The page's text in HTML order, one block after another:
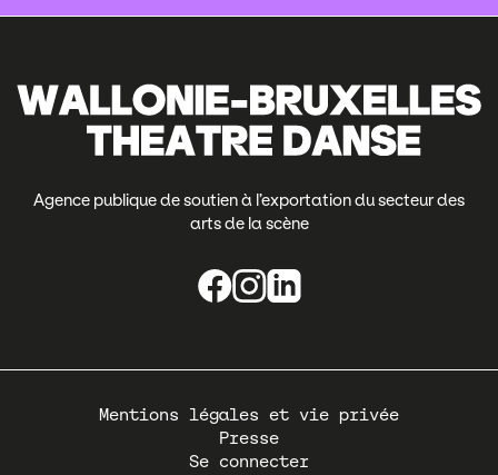
Agence publique de soutien à l’exportation du secteur des
arts de la scène
Pied
Mentions légales et vie privée
Presse
Se connecter